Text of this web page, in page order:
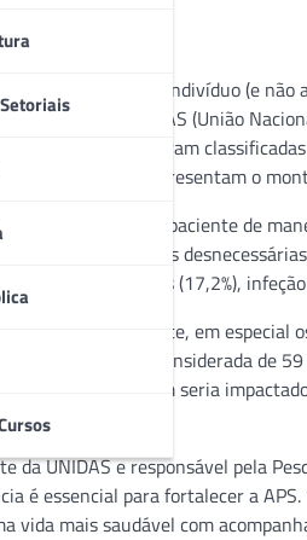
(APS), na qual o indivíduo (e
da UNIDAS (União
de saúde foram
que representam o
do paciente de
e internações
e complicações (17,2%),
para o paciente, em especial
da última faixa, considerada de
de exames também seria
da UNIDAS e responsável pela
é essencial para fortalecer a
vida mais saudável com